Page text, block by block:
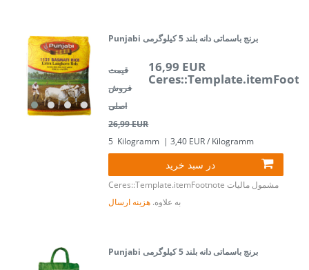
Punjabi برنج باسماتی دانه بلند 5 کیلوگرمی
قیمت
فروش
اصلی
26,99 EUR
16,99 EUR
5 Kilogramm | 3,40 EUR / Kilogramm
در سبد خرید
Ceres::Template.itemFootnote مشمول مالیات
به علاوه. هزینه ارسال
Punjabi برنج باسماتی دانه بلند 5 کیلوگرمی